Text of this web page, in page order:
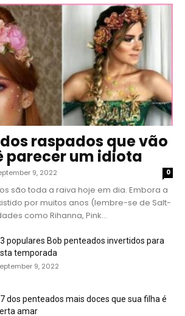
raspados que vão
parecer um idiota
9, 2022 0
são toda a raiva hoje em dia. Embora a
por muitos anos (lembre-se de Salt-
como Rihanna, Pink...
populares Bob penteados invertidos para
temporada
9, 2022
dos penteados mais doces que sua filha é
amar